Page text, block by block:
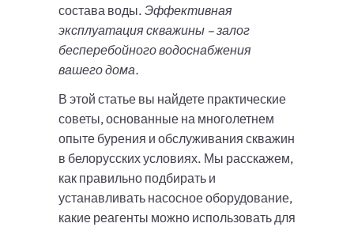
состава воды. Эффективная
эксплуатация скважины – залог
бесперебойного водоснабжения
вашего дома.
В этой статье вы найдете практические
советы, основанные на многолетнем
опыте бурения и обслуживания скважин
в белорусских условиях. Мы расскажем,
как правильно подбирать и
устанавливать насосное оборудование,
какие реагенты можно использовать для